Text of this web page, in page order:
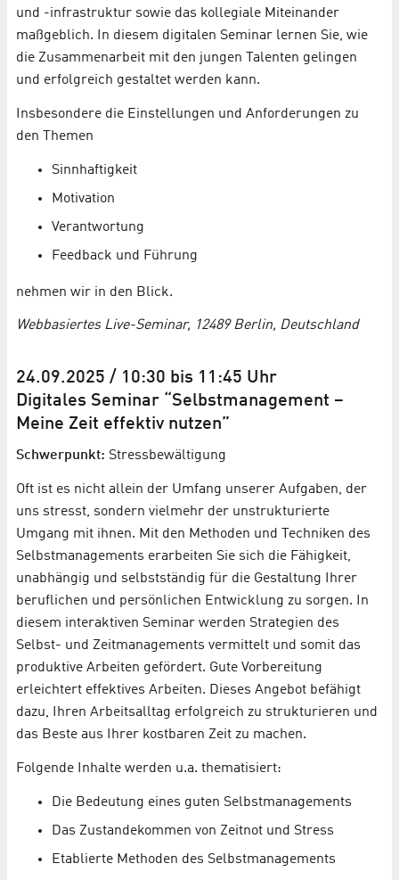
und -infrastruktur sowie das kollegiale Miteinander
maßgeblich. In diesem digitalen Seminar lernen Sie, wie
die Zusammenarbeit mit den jungen Talenten gelingen
und erfolgreich gestaltet werden kann.
Insbesondere die Einstellungen und Anforderungen zu
den Themen
Sinnhaftigkeit
Motivation
Verantwortung
Feedback und Führung
nehmen wir in den Blick.
Webbasiertes Live-Seminar, 12489 Berlin, Deutschland
24.09.2025 / 10:30 bis 11:45 Uhr
Digitales Seminar “Selbstmanagement –
Meine Zeit effektiv nutzen”
Schwerpunkt: Stressbewältigung
Oft ist es nicht allein der Umfang unserer Aufgaben, der
uns stresst, sondern vielmehr der unstrukturierte
Umgang mit ihnen. Mit den Methoden und Techniken des
Selbstmanagements erarbeiten Sie sich die Fähigkeit,
unabhängig und selbstständig für die Gestaltung Ihrer
beruflichen und persönlichen Entwicklung zu sorgen. In
diesem interaktiven Seminar werden Strategien des
Selbst- und Zeitmanagements vermittelt und somit das
produktive Arbeiten gefördert. Gute Vorbereitung
erleichtert effektives Arbeiten. Dieses Angebot befähigt
dazu, Ihren Arbeitsalltag erfolgreich zu strukturieren und
das Beste aus Ihrer kostbaren Zeit zu machen.
Folgende Inhalte werden u.a. thematisiert:
Die Bedeutung eines guten Selbstmanagements
Das Zustandekommen von Zeitnot und Stress
Etablierte Methoden des Selbstmanagements